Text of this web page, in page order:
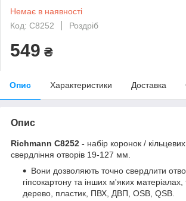
Немає в наявності
Код: C8252
Роздріб
549 ₴
Опис Характеристики Доставка
Опис
Richmann C8252 - набір коронок /
свердління отворів 19-127 мм.
Вони дозволяють точно свердлити
гіпсокартону та інших м'яких матеріалах,
дерево, пластик, ПВХ, ДВП, OSB, QSB.